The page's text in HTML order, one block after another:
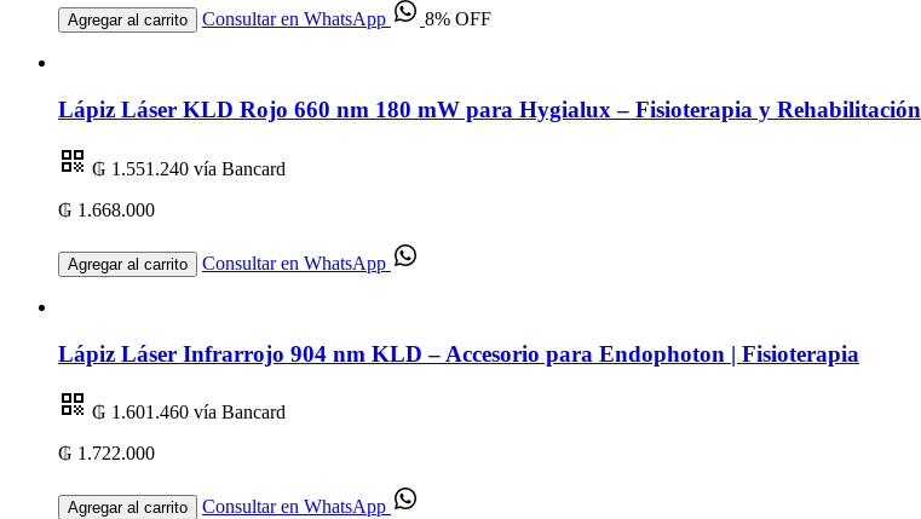
Agregar al carrito Consultar en WhatsApp 8% OFF
Lápiz Láser KLD Rojo 660 nm 180 mW para Hygialux – Fisioterapia y Rehabilitación
₲ 1.551.240 vía Bancard
₲ 1.668.000
Agregar al carrito Consultar en WhatsApp
Lápiz Láser Infrarrojo 904 nm KLD – Accesorio para Endophoton | Fisioterapia
₲ 1.601.460 vía Bancard
₲ 1.722.000
Agregar al carrito Consultar en WhatsApp